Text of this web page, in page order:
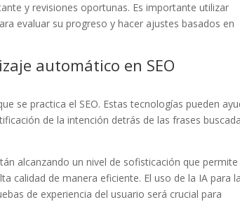
y revisiones oportunas. Es importante utilizar
evaluar su progreso y hacer ajustes basados en
automático en SEO
se practica el SEO. Estas tecnologías pueden
de la intención detrás de las frases
alcanzando un nivel de sofisticación que
calidad de manera eficiente. El uso de la IA para
de experiencia del usuario será crucial para